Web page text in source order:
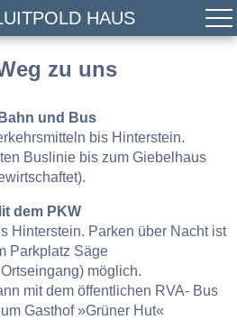
HAUS
zu uns
und Bus
bis Hinterstein.
Buslinie bis zum Giebelhaus
dem PKW
Hinterstein. Parken über Nacht ist
Parkplatz Säge
möglich.
mit dem öffentlichen RVA- Bus
Gasthof »Grüner Hut«